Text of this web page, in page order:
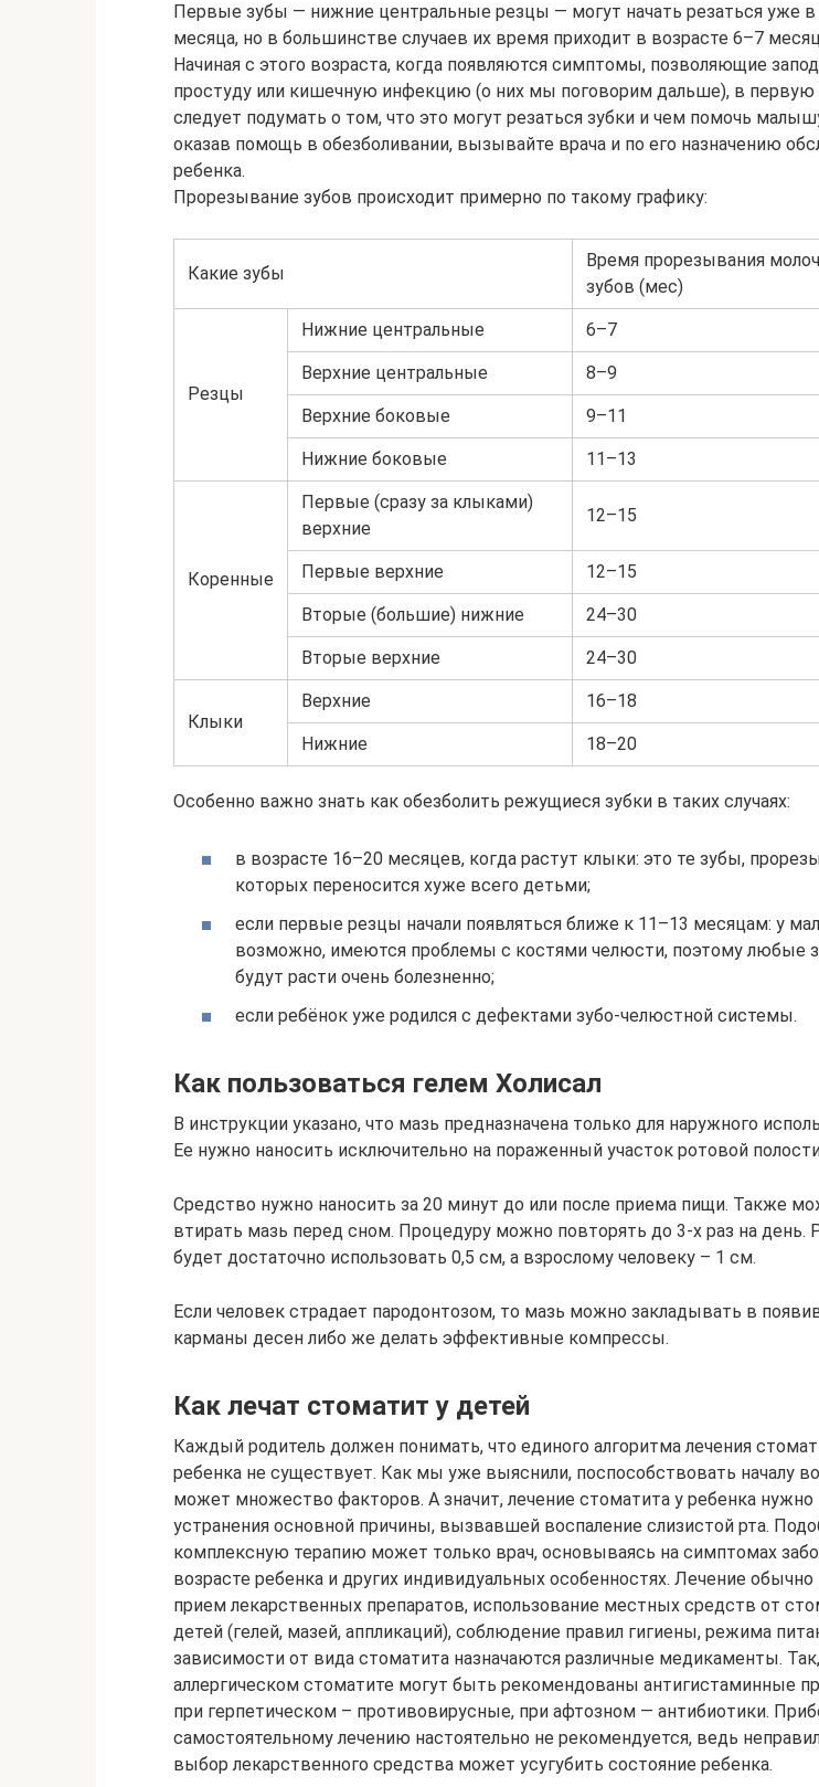
Первые зубы — нижние центральные резцы — могут начать резаться уже в
месяца, но в большинстве случаев их время приходит в возрасте 6–7
Начиная с этого возраста, когда появляются симптомы, позволяющие
простуду или кишечную инфекцию (о них мы поговорим дальше), в первую
следует подумать о том, что это могут резаться зубки и чем помочь
оказав помощь в обезболивании, вызывайте врача и по его назначению
ребенка.
Прорезывание зубов происходит примерно по такому графику:
Какие зубы
Время прорезывания
зубов (мес)
Резцы
Нижние центральные 6–7
Верхние центральные 8–9
Верхние боковые 9–11
Нижние боковые 11–13
Коренные
Первые (сразу за клыками)
верхние
12–15
Первые верхние 12–15
Вторые (большие) нижние 24–30
Вторые верхние 24–30
Клыки
Верхние 16–18
Нижние 18–20
Особенно важно знать как обезболить режущиеся зубки в таких случаях:
в возрасте 16–20 месяцев, когда растут клыки: это те зубы,
которых переносится хуже всего детьми;
если первые резцы начали появляться ближе к 11–13 месяцам: у
возможно, имеются проблемы с костями челюсти, поэтому любые
будут расти очень болезненно;
если ребёнок уже родился с дефектами зубо-челюстной системы.
Как пользоваться гелем Холисал
В инструкции указано, что мазь предназначена только для наружного
Ее нужно наносить исключительно на пораженный участок ротовой
Средство нужно наносить за 20 минут до или после приема пищи. Также
втирать мазь перед сном. Процедуру можно повторять до 3-х раз на день.
будет достаточно использовать 0,5 см, а взрослому человеку – 1 см.
Если человек страдает пародонтозом, то мазь можно закладывать в
карманы десен либо же делать эффективные компрессы.
Как лечат стоматит у детей
Каждый родитель должен понимать, что единого алгоритма лечения
ребенка не существует. Как мы уже выяснили, поспособствовать началу
может множество факторов. А значит, лечение стоматита у ребенка нужно
устранения основной причины, вызвавшей воспаление слизистой рта.
комплексную терапию может только врач, основываясь на симптомах
возрасте ребенка и других индивидуальных особенностях. Лечение
прием лекарственных препаратов, использование местных средств от
детей (гелей, мазей, аппликаций), соблюдение правил гигиены, режима
зависимости от вида стоматита назначаются различные медикаменты.
аллергическом стоматите могут быть рекомендованы антигистаминные
при герпетическом – противовирусные, при афтозном — антибиотики.
самостоятельному лечению настоятельно не рекомендуется, ведь
выбор лекарственного средства может усугубить состояние ребенка.